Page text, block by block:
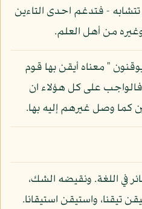
- فتدغم احدى التاءين
من أهل العلم.
" معناه أيقن بها قوم
على كل هؤلاء ان
كما وصل غيرهم إليه بها.
في اللغة. ونقيضه الشك،
تيقنا، واستيقن استيقانا.